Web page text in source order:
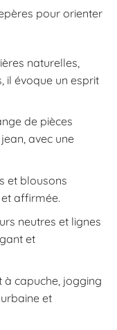
pour orienter
naturelles,
il évoque un esprit
de pièces
avec une
et blousons
affirmée.
neutres et lignes
et
à capuche, jogging
et